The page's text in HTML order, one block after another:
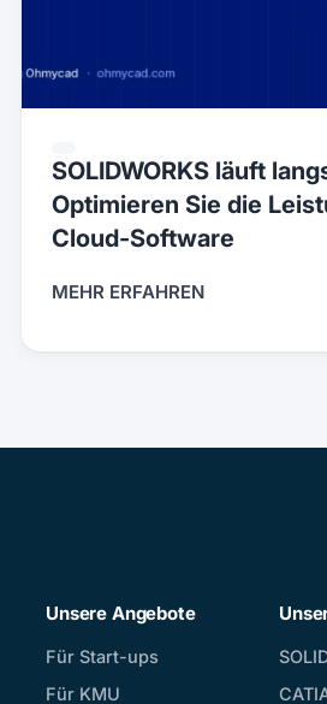
SOLIDWORKS läuft
Optimieren Sie die
Cloud-Software
MEHR ERFAHREN
Unsere Angebote
Für Start-ups
Für KMU